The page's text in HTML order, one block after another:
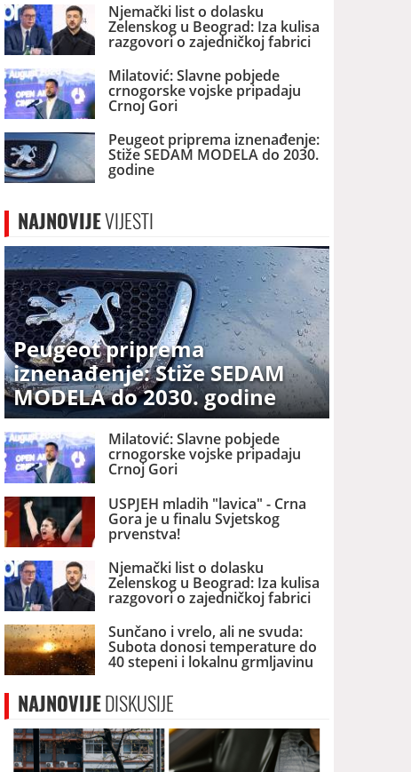
Njemački list o dolasku
Zelenskog u Beograd: Iza kulisa
razgovori o zajedničkoj fabrici
dronova u Srbiji
Milatović: Slavne pobjede
crnogorske vojske pripadaju
Crnoj Gori
Peugeot priprema iznenađenje:
Stiže SEDAM MODELA do 2030.
godine
NAJNOVIJEVIJESTI
Peugeot priprema
iznenađenje: Stiže SEDAM
MODELA do 2030. godine
Milatović: Slavne pobjede
crnogorske vojske pripadaju
Crnoj Gori
USPJEH mladih "lavica" - Crna
Gora je u finalu Svjetskog
prvenstva!
Njemački list o dolasku
Zelenskog u Beograd: Iza kulisa
razgovori o zajedničkoj fabrici
dronova u Srbiji
Sunčano i vrelo, ali ne svuda:
Subota donosi temperature do
40 stepeni i lokalnu grmljavinu
NAJNOVIJEDISKUSIJE